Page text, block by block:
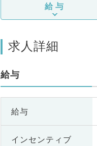
給与
求人詳細
給与
給与
インセンティブ